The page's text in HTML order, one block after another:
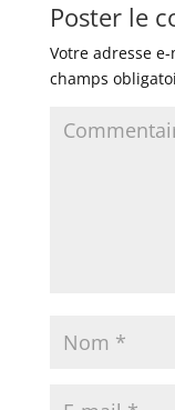
Poster le
Votre adresse
champs